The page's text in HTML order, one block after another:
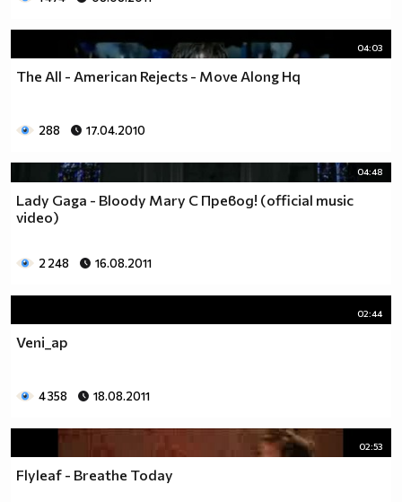
04:03
The All - American Rejects - Move Along Hq
288 17.04.2010
04:48
Lady Gaga - Bloody Mary С Превод! (official music
video)
2 248 16.08.2011
02:44
Veni_ap
4 358 18.08.2011
02:53
Flyleaf - Breathe Today